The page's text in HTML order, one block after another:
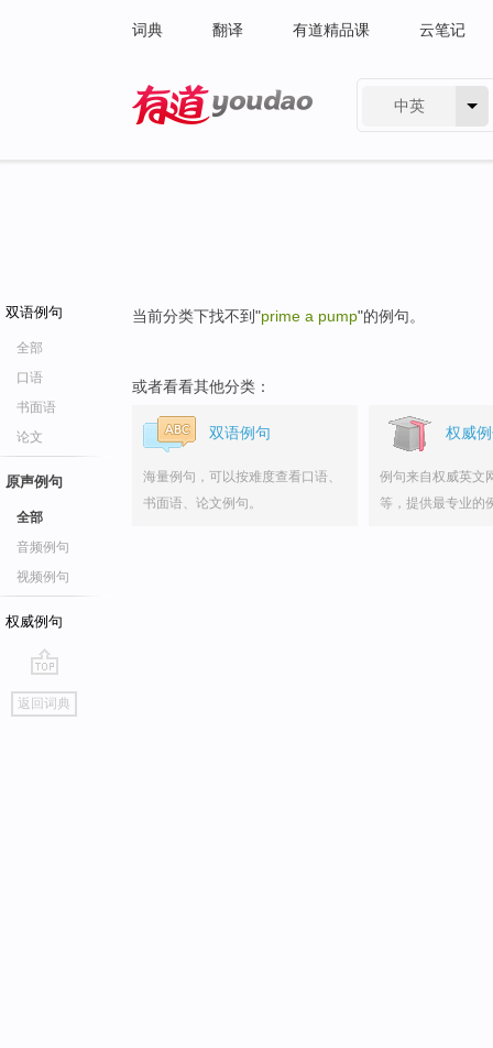
词典 翻译 有道精品课 云笔记
中英
双语例句
全部
口语
书面语
论文
原声例句
全部
音频例句
视频例句
权威例句
go
top
返回词典
当前分类下找不到"prime a pump"的例句。
或者看看其他分类：
双语例句
海量例句，可以按难度查看口语、
书面语、论文例句。
权威
例句来自权威英文
等，提供最专业的